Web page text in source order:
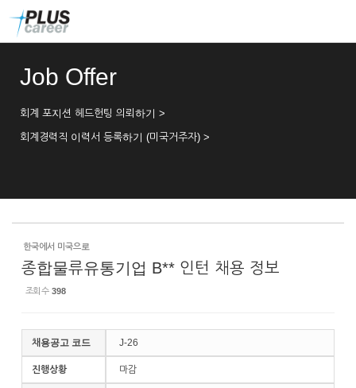
Job Offer
회계 포지션 헤드헌팅 의뢰하기 >
회계경력직 이력서 등록하기 (미국거주자) >
한국에서 미국으로
종합물류유통기업 B** 인턴 채용 정보
조회 수 398
채용공고 코드 J-26
진행상황 마감